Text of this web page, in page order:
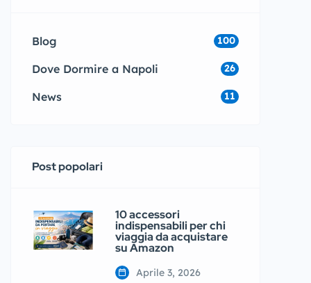
Blog 100
Dove Dormire a Napoli 26
News 11
Post popolari
10 accessori
indispensabili per chi
viaggia da acquistare
su Amazon
Aprile 3, 2026